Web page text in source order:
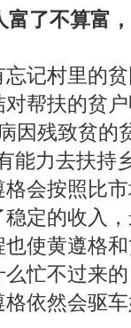
富了不算富
记村里的
帮扶的贫
因残致贫的
能力去扶持
会按照比
定的收入
使黄遵格
忙不过来
依然会驱